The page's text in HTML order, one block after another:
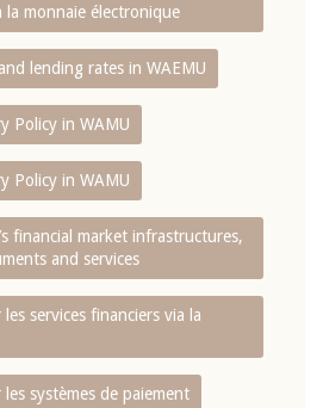
la monnaie électronique
lending rates in WAEMU
Policy in WAMU
Policy in WAMU
financial market infrastructures,
and services
services financiers via la
systèmes de paiement